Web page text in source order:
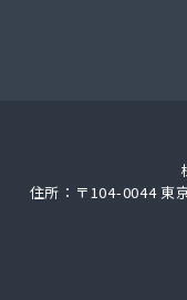
パンガス有限会社
住所：〒104-0044 東